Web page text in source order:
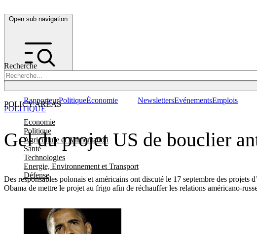
Open sub navigation
Recherche
POLICY AREAS
Economie
Politique
Agriculture et Alimentation
Santé
Technologies
Energie, Environnement et Transport
Défense
RapporteurPolitiqueÉconomie NewslettersEvénementsEmplois
Gel du projet US de bouclier
Des responsables polonais et américains ont discuté le 17 septembre des
Obama de mettre le projet au frigo afin de réchauffer les relations américano-
POLITIQUE